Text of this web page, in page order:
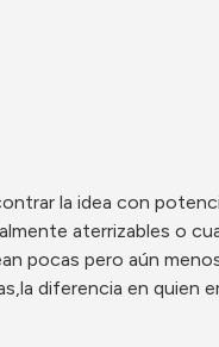
la idea con
aterrizables o
pocas pero aún
diferencia en quien